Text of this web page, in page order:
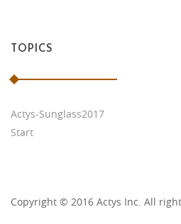
TOPICS
Actys-Sunglass2017
Start
Copyright © 2016 Actys Inc. All